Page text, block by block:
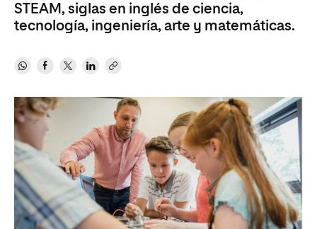
STEAM, siglas en inglés de ciencia,
tecnología, ingeniería, arte y matemáticas.